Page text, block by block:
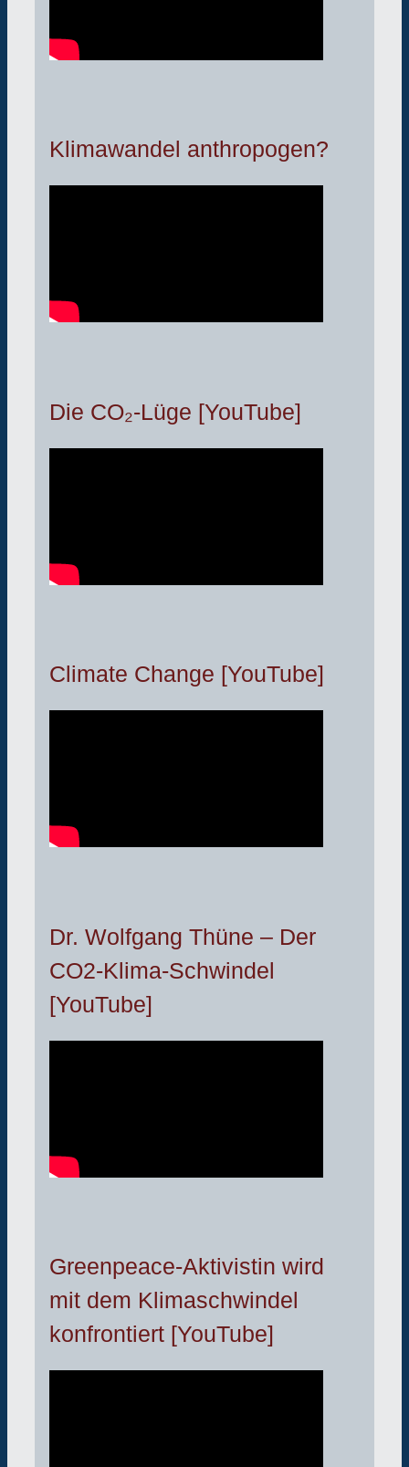
Klimawandel anthropogen?
Die CO₂-Lüge [YouTube]
Climate Change [YouTube]
Dr. Wolfgang Thüne – Der
CO2-Klima-Schwindel
[YouTube]
Greenpeace-Aktivistin wird
mit dem Klimaschwindel
konfrontiert [YouTube]